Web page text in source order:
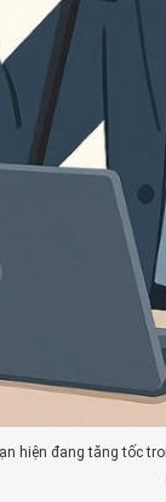
hiện đang tăng tốc